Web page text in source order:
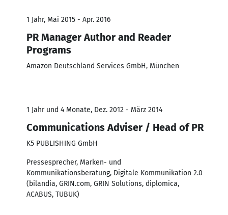
1 Jahr, Mai 2015 - Apr. 2016
PR Manager Author and Reader
Programs
Amazon Deutschland Services GmbH, München
1 Jahr und 4 Monate, Dez. 2012 - März 2014
Communications Adviser / Head of PR
K5 PUBLISHING GmbH
Pressesprecher, Marken- und
Kommunikationsberatung, Digitale Kommunikation 2.0
(bilandia, GRIN.com, GRIN Solutions, diplomica,
ACABUS, TUBUK)